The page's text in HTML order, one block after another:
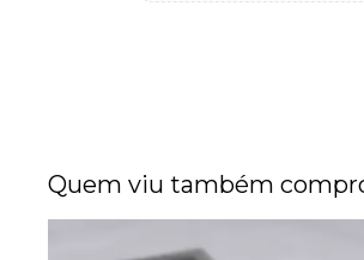
Quem viu também